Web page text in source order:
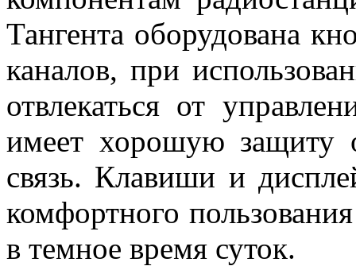
Тангента оборудована
каналов, при
отвлекаться от
имеет хорошую защиту
связь. Клавиши и
комфортного
в темное время суток.